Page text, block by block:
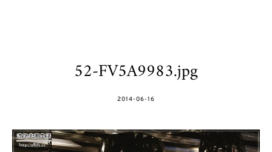
52-FV5A9983.jpg
POSTED
2014-06-16